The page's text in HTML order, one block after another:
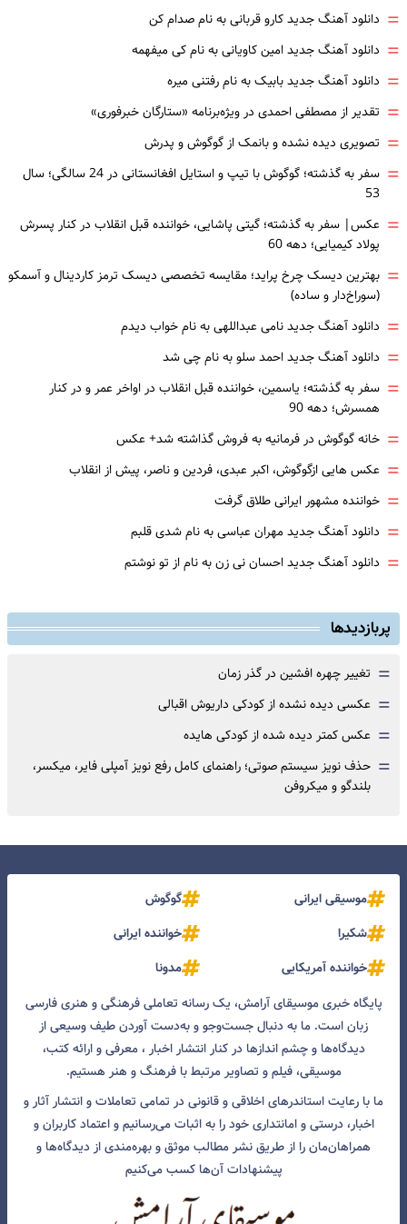
= دانلود آهنگ جدید کارو قربانی به نام صدام کن
= دانلود آهنگ جدید امین کاویانی به نام کی میفهمه
= دانلود آهنگ جدید بابیک به نام رفتنی میره
= تقدیر از مصطفی احمدی در ویژه‌برنامه «ستارگان خبرفوری»
= تصویری دیده نشده و بانمک از گوگوش و پدرش
=
سفر به گذشته؛ گوگوش با تیپ و استایل افغانستانی در 24 سالگی؛ سال
53
= عکس| سفر به گذشته؛ گیتی پاشایی، خواننده قبل انقلاب در کنار پسرش
پولاد کیمیایی؛ دهه 60
= بهترین دیسک چرخ پراید؛ مقایسه تخصصی دیسک ترمز کاردینال و آسمکو
(سوراخ‌دار و ساده)
= دانلود آهنگ جدید نامی عبداللهی به نام خواب دیدم
= دانلود آهنگ جدید احمد سلو به نام چی شد
= سفر به گذشته؛ یاسمین، خواننده قبل انقلاب در اواخر عمر و در کنار
همسرش؛ دهه 90
= خانه گوگوش در فرمانیه به فروش گذاشته شد+ عکس
= عکس هایی ازگوگوش، اکبر عبدی، فردین و ناصر، پیش از انقلاب
= خواننده مشهور ایرانی طلاق گرفت
= دانلود آهنگ جدید مهران عباسی به نام شدی قلبم
= دانلود آهنگ جدید احسان نی زن به نام از تو نوشتم
پربازدیدها
= تغییر چهره افشین در گذر زمان
= عکسی دیده نشده از کودکی داریوش اقبالی
= عکس کمتر دیده شده از کودکی هایده
= حذف نویز سیستم صوتی؛ راهنمای کامل رفع نویز آمپلی فایر، میکسر،
بلندگو و میکروفن
موسیقی ایرانی
گوگوش
شکیرا
خواننده ایرانی
خواننده آمریکایی
مدونا
پایگاه خبری موسیقای آرامش، یک رسانه تعاملی فرهنگی و هنری فارسی
زبان است. ما به دنبال جست‌و‌جو و به‌دست آوردن طیف وسیعی از
دیدگاه‌ها و چشم انداز‌ها در کنار انتشار اخبار ، معرفی و ارائه کتب،
موسیقی، فیلم و تصاویر مرتبط با فرهنگ و هنر هستیم.
ما با رعایت استاندرهای اخلاقی و قانونی در تمامی تعاملات و انتشار آثار و
اخبار، درستی و امانتداری خود را به اثبات می‌رسانیم و اعتماد کاربران و
همراهان‌مان را از طریق نشر مطالب موثق و بهره‌مندی از دیدگاه‌ها و
پیشنهادات آن‌ها کسب می‌کنیم